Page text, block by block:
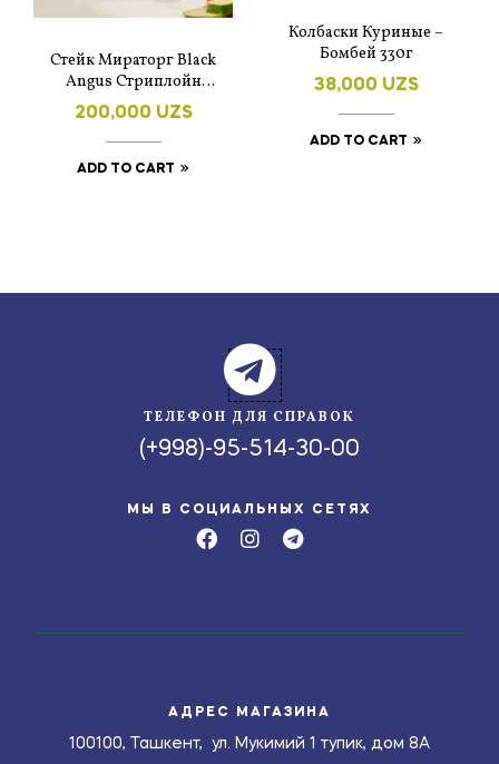
Стейк Мираторг Black
Angus Стриплойн
320г
200,000 UZS
ADD TO CART
Колбаски Куриные –
Бомбей 330г
38,000 UZS
ADD TO CART
ТЕЛЕФОН ДЛЯ СПРАВОК
(+998)-95-514-30-00
МЫ В СОЦИАЛЬНЫХ СЕТЯХ
АДРЕС МАГАЗИНА
100100, Ташкент, ул. Мукимий 1 тупик, дом 8А